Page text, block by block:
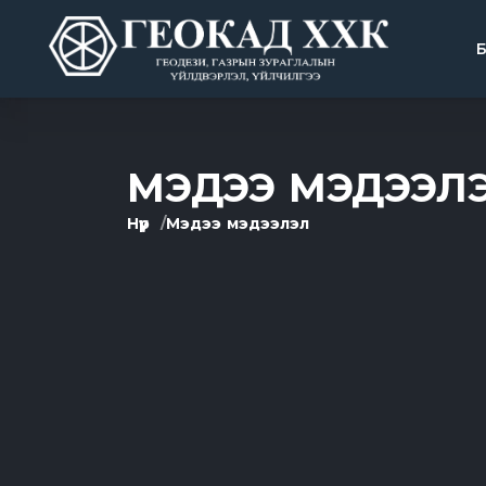
МЭДЭЭ
Нүүр Мэдээ мэдээлэл